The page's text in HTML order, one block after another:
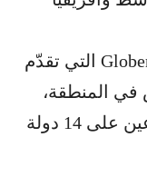
كذلك في المجال الطبي، مع Globemed التي تقدّم
في المنطقة،
وتضمّ أكثر من 2000 موظّف موزّعين على 14 دولة